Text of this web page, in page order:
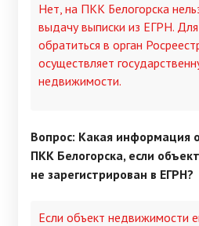
Нет, на ПКК Белогорска
выдачу выписки из ЕГРН.
обратиться в орган
осуществляет
недвижимости.
Вопрос: Какая информация
ПКК Белогорска, если
не зарегистрирован в ЕГРН?
Если объект недвижимости